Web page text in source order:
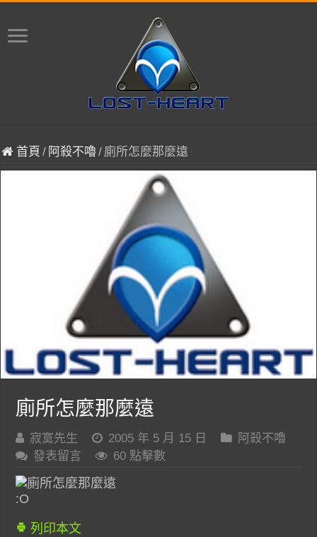
首頁 / 阿殺不嚕/ 廁所怎麼那麼遠
廁所怎麼那麼遠
寂寞先生 2005 年 5 月 15 日
阿殺不嚕
發表留言
60 點擊數
:O
列印本文